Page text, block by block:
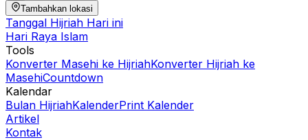
Tambahkan lokasi
Tanggal Hijriah Hari ini
Hari Raya Islam
Tools
Konverter Masehi ke HijriahKonverter Hijriah ke
MasehiCountdown
Kalendar
Bulan HijriahKalenderPrint Kalender
Artikel
Kontak